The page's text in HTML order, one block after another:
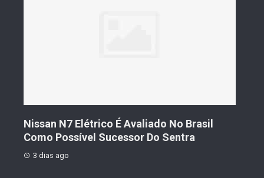
Nissan N7 Elétrico É Avaliado No Brasil
Como Possível Sucessor Do Sentra
3 dias ago